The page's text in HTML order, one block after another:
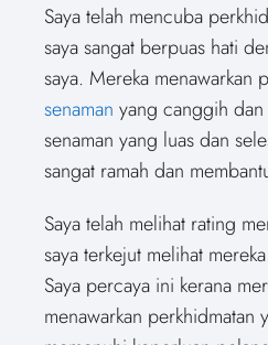
Saya telah mencuba
saya sangat berpuas hati
saya. Mereka menawarkan
senaman yang canggih
senaman yang luas dan
sangat ramah dan
Saya telah melihat rating
saya terkejut melihat
Saya percaya ini kerana
menawarkan perkhidmatan